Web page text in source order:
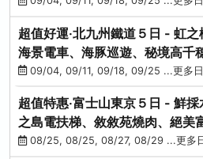
超值好運‧北九州鐵道５日 - 虹
海景電車、海豚巡遊、秘境高千
光列車-台中出發
09/04, 09/11, 09/18, 09/25 ...更多
超值特惠‧富士山東京５日 - 鮮
之島電扶梯、敘敘苑燒肉、絕美
08/25, 08/25, 08/27, 08/29 ...更多